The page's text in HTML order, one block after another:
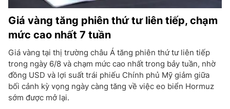
Giá vàng tăng phiên thứ tư liên tiếp, chạm
mức cao nhất 7 tuần
Giá vàng tại thị trường châu Á tăng phiên thứ tư liên tiếp
trong ngày 6/8 và chạm mức cao nhất trong bảy tuần, nhờ
đồng USD và lợi suất trái phiếu Chính phủ Mỹ giảm giữa
bối cảnh kỳ vọng ngày càng tăng về việc eo biển Hormuz
sớm được mở lại.